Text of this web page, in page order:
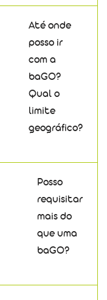
Até onde
posso ir
com a
baGO?
Qual o
limite
geográfico?
Posso
requisitar
mais do
que uma
baGO?